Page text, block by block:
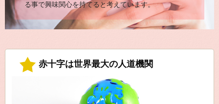
る事で興味関心を持てると考えています。
赤十字は世界最大の人道機関